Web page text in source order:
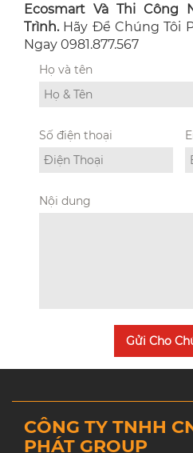
Ecosmart Và Thi Công
Trình. Hãy Để Chúng Tôi
Ngay 0981.877.567
Họ và tên
Số điện thoại
Nội dung
Gửi Cho
CÔNG TY TNHH
PHÁT GROUP